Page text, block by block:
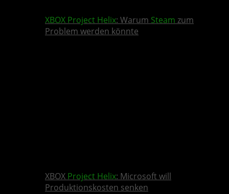
XBOX Project Helix: Warum Steam zum
Problem werden könnte
XBOX Project Helix: Microsoft will
Produktionskosten senken